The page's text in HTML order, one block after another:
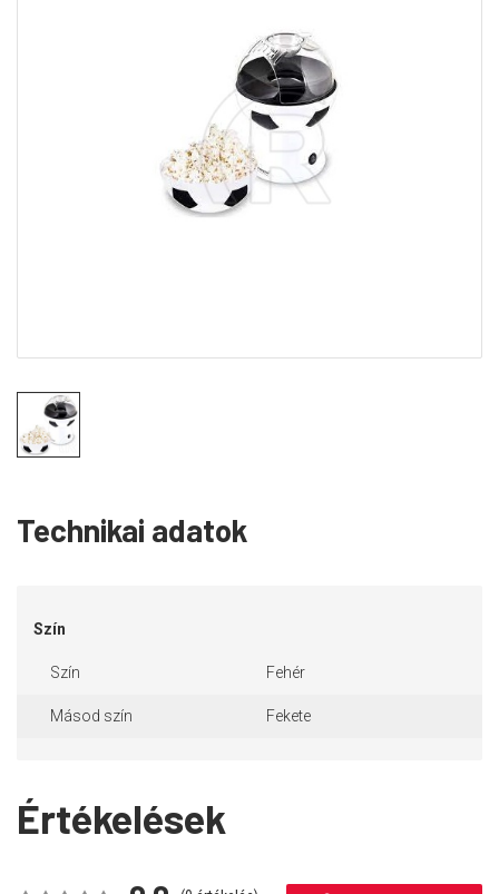
Technikai adatok
Szín
Szín Fehér
Másod szín Fekete
Értékelések